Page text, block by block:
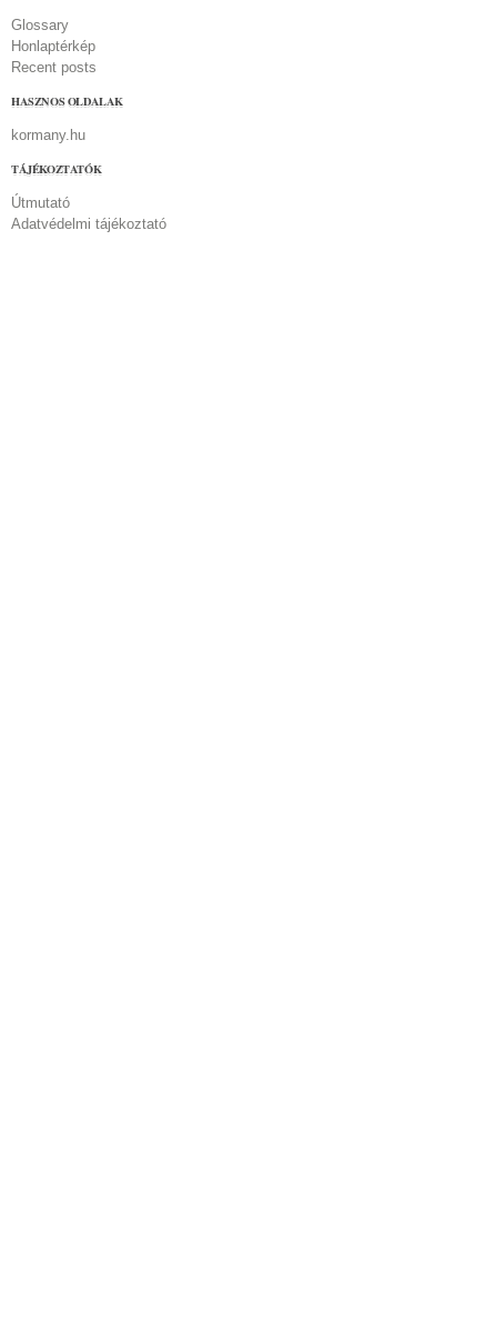
Glossary
Honlaptérkép
Recent posts
HASZNOS OLDALAK
kormany.hu
TÁJÉKOZTATÓK
Útmutató
Adatvédelmi tájékoztató